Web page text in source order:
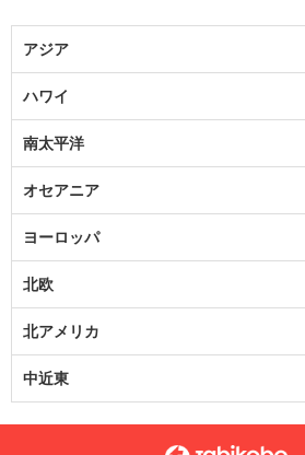
アジア
ハワイ
南太平洋
オセアニア
ヨーロッパ
北欧
北アメリカ
中近東